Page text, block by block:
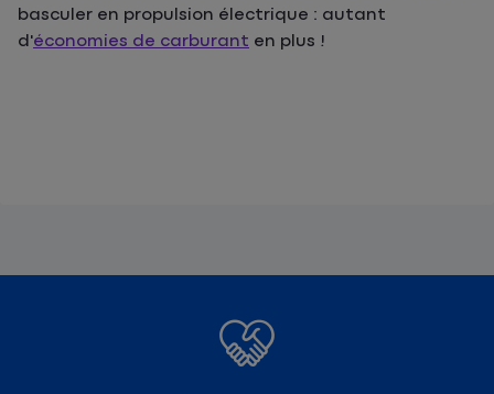
basculer en propulsion électrique : autant
d'économies de carburant en plus !